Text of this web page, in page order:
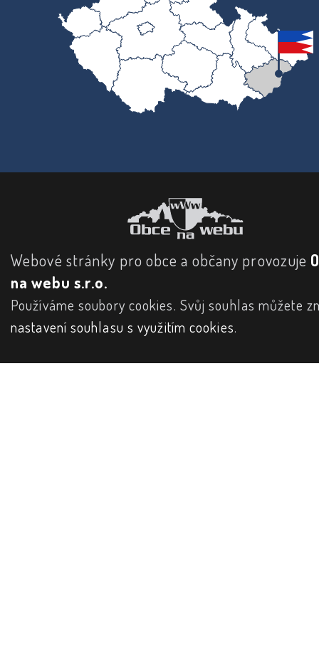
Webové stránky pro obce a občany provozuje
na webu s.r.o.
Používáme soubory cookies. Svůj souhlas můžete
nastavení souhlasu s využitím cookies.